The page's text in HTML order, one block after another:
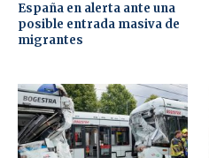
España en alerta ante una
posible entrada masiva de
migrantes